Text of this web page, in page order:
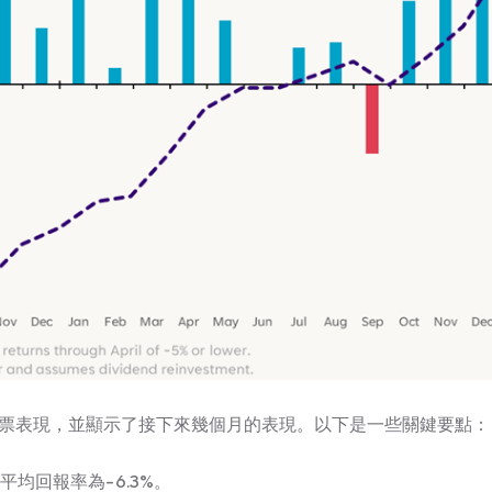
表現，並顯示了接下來幾個月的表現。以下是一些關鍵要點：
均回報率為-6.3%。